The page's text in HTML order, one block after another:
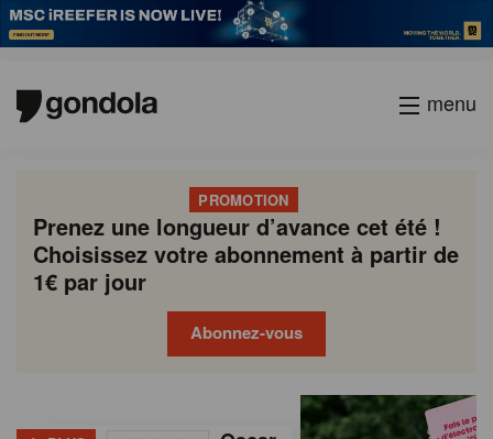
menu
PROMOTION
Prenez une longueur d’avance cet été !
Choisissez votre abonnement à partir de
1€ par jour
Abonnez-vous